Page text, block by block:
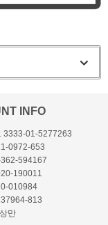
INFO
3333-01-5277263
0972-653
594167
190011
010984
813
만